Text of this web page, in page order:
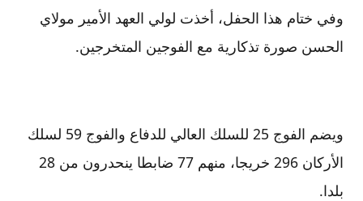
وفي ختام هذا الحفل، أخذت لولي العهد الأمير مولاي
الحسن صورة تذكارية مع الفوجين المتخرجين.
ويضم الفوج 25 للسلك العالي للدفاع والفوج 59 لسلك
الأركان 296 خريجا، منهم 77 ضابطا ينحدرون من 28
بلدا.